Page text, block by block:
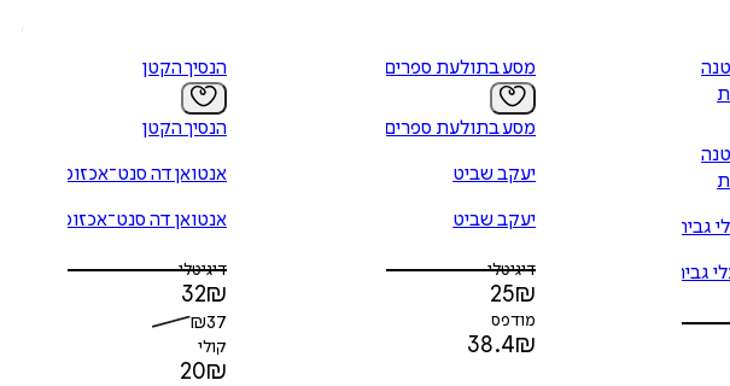
גבירץ
גבירץ
מסע בתולעת ספרים
מסע בתולעת ספרים
יעקב שביט
יעקב שביט
דיגיטלי
25₪
מודפס
38.4₪
הנסיך הקטן
הנסיך הקטן
אנטואן דה סנט־אכזופרי
אנטואן דה סנט־אכזופרי
דיגיטלי
32₪
₪37
קולי
20₪